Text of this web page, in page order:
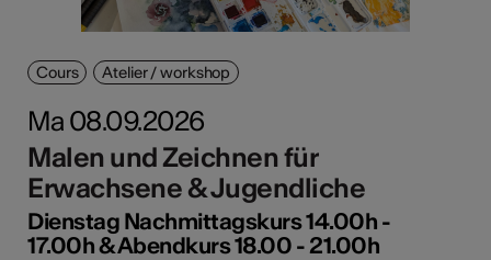
Cours Atelier / workshop
Ma 08.09.2026
Malen und Zeichnen für
Erwachsene & Jugendliche
Dienstag Nachmittagskurs 14.00h -
17.00h & Abendkurs 18.00 - 21.00h